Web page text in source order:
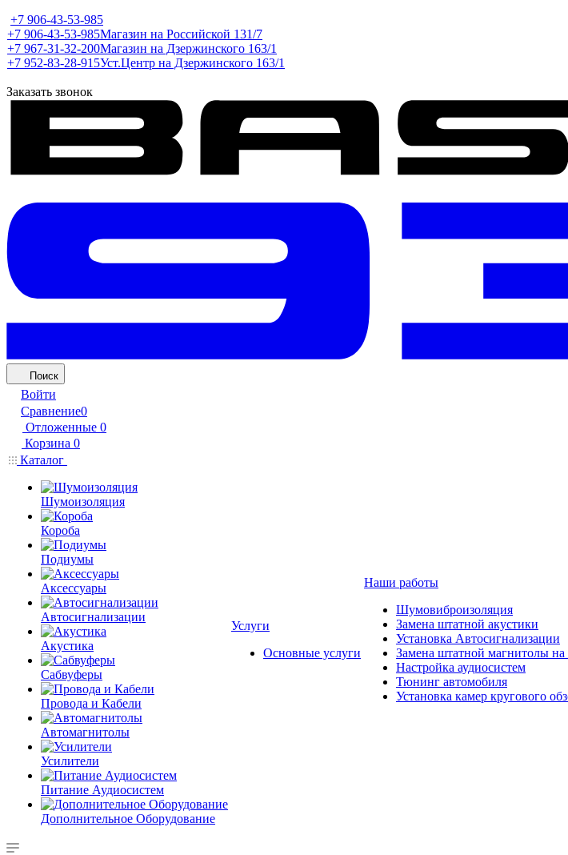
+7 906-43-53-985
+7 906-43-53-985Магазин на Российской 131/7
+7 967-31-32-200Магазин на Дзержинского 163/1
+7 952-83-28-915Уст.Центр на Дзержинского 163/1
Заказать звонок
Поиск
Войти
Сравнение0
Отложенные 0
Корзина 0
Каталог
Шумоизоляция
Короба
Подиумы
Аксессуары
Автосигнализации
Акустика
Сабвуферы
Провода и Кабели
Автомагнитолы
Усилители
Питание Аудиосистем
Дополнительное Оборудование
Услуги
Основные услуги
Наши работы
Шумовиброизоляция
Замена штатной акустики
Установка Автосигнализации
Замена штатной магнитолы
Настройка аудиосистем
Тюнинг автомобиля
Установка камер кругового